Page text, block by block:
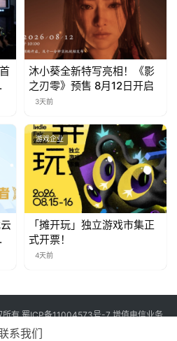
沐小葵全新特写亮相！《影
之刃零》预售 8月12日开启
3天前
游戏企业
「摊开玩」独立游戏市集正
式开票！
4天前
所有蜀ICP备11004573号-7增值电信业务
川B2-20170060号
系我们